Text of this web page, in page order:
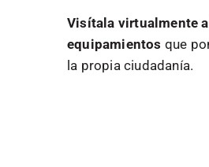
Visítala virtualmente
equipamientos que
la propia ciudadanía.